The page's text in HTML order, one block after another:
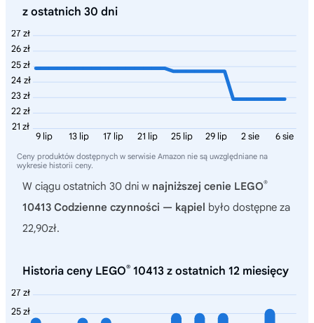
z ostatnich 30 dni
27 zł
26 zł
25 zł
24 zł
23 zł
22 zł
21 zł
6 sie
2 sie
29 lip
25 lip
21 lip
17 lip
13 lip
9 lip
Ceny produktów dostępnych w serwisie Amazon nie są uwzględniane na
wykresie historii ceny.
W ciągu ostatnich 30 dni w najniższej cenie LEGO®
10413 Codzienne czynności — kąpiel było dostępne za
22,90zł.
Historia ceny LEGO® 10413 z ostatnich 12 miesięcy
27 zł
25 zł